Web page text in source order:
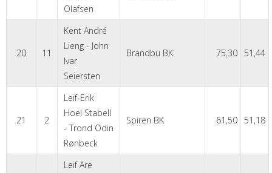
Olafsen
20 11
Kent André
Lieng - John
Ivar
Seiersten
Brandbu BK 75,30 51,44
21 2
Leif-Erik
Hoel Stabell
- Trond Odin
Rønbeck
Spiren BK 61,50 51,18
Leif Are